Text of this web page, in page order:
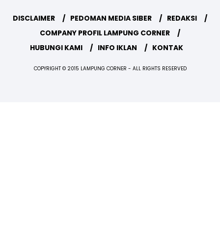
DISCLAIMER PEDOMAN MEDIA SIBER
REDAKSI
COMPANY PROFIL LAMPUNG CORNER
HUBUNGI KAMI
INFO IKLAN KONTAK
COPYRIGHT © 2015 LAMPUNG CORNER - ALL RIGHTS RESERVED